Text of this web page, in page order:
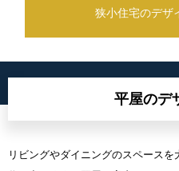
狭小住宅のデザ
平屋のデ
リビングやダイニングのスペース